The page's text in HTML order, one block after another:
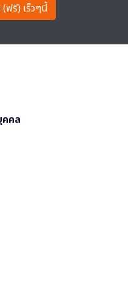
ฟรี) เร็วๆนี้
คคล